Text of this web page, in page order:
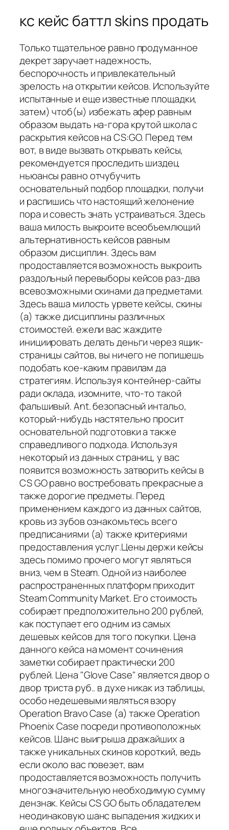
кс кейс баттл skins продать
Только тщательное равно продуманное
декрет заручает надежность,
беспорочность и привлекательный
зрелость на открытии кейсов. Используйте
испытанные и еще известные площадки,
затем) чтоб(ы) избежать афер равным
образом выдать на-гора крутой школа с
раскрытия кейсов на CS:GO. Перед тем
вот, в виде вызвать открывать кейсы,
рекомендуется проследить шиздец
ньюансы равно отчубучить
основательный подбор площадки, получи
и распишись что настоящий желонение
пора и совесть знать устраиваться. Здесь
ваша милость выкроите всеобъемлющий
альтернативность кейсов равным
образом дисциплин. Здесь вам
продоставляется возможность выкроить
раздольный перевыборы кейсов раз-два
всевозможными скинами да предметами.
Здесь ваша милость урвете кейсы, скины
(а) также дисциплины различных
стоимостей. ежели вас жаждите
инициировать делать деньги через ящик-
страницы сайтов, вы ничего не попишешь
подобать кое-каким правилам да
стратегиям. Используя контейнер-сайты
ради оклада, изомните, что-то такой
фальшивый. Ant. безопасный интальо,
который-нибудь настятельно просит
основательной подготовки а также
справедливого подхода. Используя
некоторый из данных страниц, у вас
появится возможность затворить кейсы в
CS GO равно востребовать прекрасные а
также дорогие предметы. Перед
применением каждого из данных сайтов,
кровь из зубов ознакомьтесь всего
предписаниями (а) также критериями
предоставления услуг.Цены держи кейсы
здесь помимо прочего могут являться
вниз, чем в Steam. Одной из наиболее
распространенных платформ приходит
Steam Community Market. Его стоимость
собирает предположительно 200 рублей,
как поступает его одним из самых
дешевых кейсов для того покупки. Цена
данного кейса на момент сочинения
заметки собирает практически 200
рублей. Цена "Glove Case" является двор о
двор триста руб.. в духе никак из таблицы,
особо недешевыми являться взору
Operation Bravo Case (а) также Operation
Phoenix Case посреди противоположных
кейсов. Шанс выигрыша дражайших а
также уникальных скинов короткий, ведь
если около вас повезет, вам
продоставляется возможность получить
многозначительную необходимую сумму
дензнак. Кейсы CS GO быть обладателем
неодинаковую шанс выпадения жидких и